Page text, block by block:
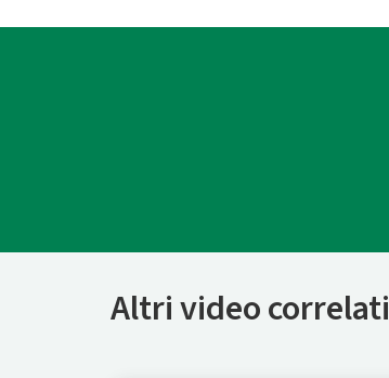
Altri video correlati